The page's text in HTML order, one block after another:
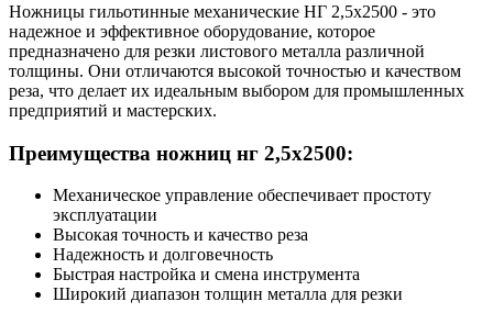
Ножницы гильотинные механические НГ 2,5х2500 - это
надежное и эффективное оборудование, которое
предназначено для резки листового металла различной
толщины. Они отличаются высокой точностью и качеством
реза, что делает их идеальным выбором для промышленных
предприятий и мастерских.
Преимущества ножниц нг 2,5х2500:
Механическое управление обеспечивает простоту
эксплуатации
Высокая точность и качество реза
Надежность и долговечность
Быстрая настройка и смена инструмента
Широкий диапазон толщин металла для резки